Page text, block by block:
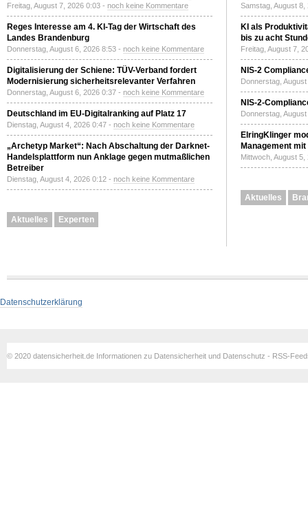
Freitag, August 7, 2026 0:03 - noch keine Kommentare
Reges Interesse am 4. KI-Tag der Wirtschaft des
Landes Brandenburg
Donnerstag, August 6, 2026 8:53 - noch keine Kommentare
Digitalisierung der Schiene: TÜV-Verband fordert
Modernisierung sicherheitsrelevanter Verfahren
Donnerstag, August 6, 2026 0:37 - noch keine Kommentare
Deutschland im EU-Digitalranking auf Platz 17
Dienstag, August 4, 2026 0:47 - noch keine Kommentare
„Archetyp Market“: Nach Abschaltung der Darknet-
Handelsplattform nun Anklage gegen mutmaßlichen
Betreiber
Dienstag, August 4, 2026 0:12 - noch keine Kommentare
Aktuelles Experten
Samstag, August
KI als
bis zu acht
Freitag, August 7,
NIS-2
Donnerstag,
NIS-2-
Donnerstag,
ElringKlinger
Management
Mittwoch, August
Aktuelles
Datenschutzerklärung
© 2020 datensicherheit.de Informationen zu Datensicherheit und Datenschutz - RSS-